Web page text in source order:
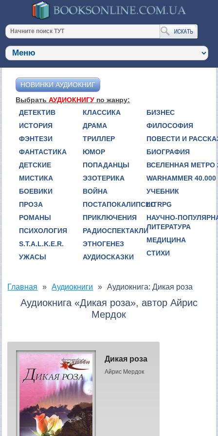
НОВИНКИ АУДИОКНИГ
ВыбратьАУДИОКНИГУ по жанру:
ДЕТЕКТИВ
ИСТОРИЯ
ФЭНТЕЗИ
ФАНТАСТИКА
ДЕТСКИЕ
МИСТИКА
БОЕВИКИ
ПРОЗА
РОМАНЫ
ПСИХОЛОГИЯ
S.T.A.L.K.E.R.
УЖАСЫ
КЛАССИКА
ДРАМА
ТРИЛЛЕР
ЮМОР
ПОПАДАНЦЫ
ЭЗОТЕРИКА
ВОЙНА
ПОСТАПОКАЛИПСИС
ПРИКЛЮЧЕНИЯ
РАДИОСПЕКТАКЛИ
ЭТНОГЕНЕЗ
АУДИОСКАЗКИ
БИЗНЕС
ФИЛОСОФИЯ
ПОВЕСТИ И
БИОГРАФИЯ
ВСЕЛЕННАЯ МЕТРО
WARHAMMER 40.000
УЧЕБНИК
LITRPG
НАУЧНО-
ЛИТЕРАТУРА
МЕДИЦИНА
СТИХИ
Главная Аудиокниги Аудиокнига: Дикая роза
Аудиокнига «Дикая роза», автор Айрис
Мердок
Дикая роза
Айрис Мердок